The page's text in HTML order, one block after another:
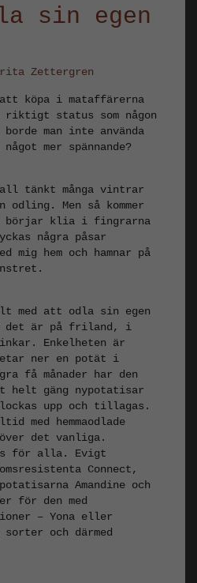
sin egen
Zettergren
köpa i mataffärerna
status som någon
man inte använda
mer spännande?
tänkt många vintrar
Men så kommer
börjar klia i fingrarna
några påsar
hem och hamnar på
med att odla sin egen
det är på friland, i
Enkelheten är
ner en potät i
få månader har den
gäng nypotatisar
upp och tillagas.
med hemmaodlade
det vanliga.
för alla. Evigt
Connect,
Amandine och
för den med
– Yona eller
och därmed